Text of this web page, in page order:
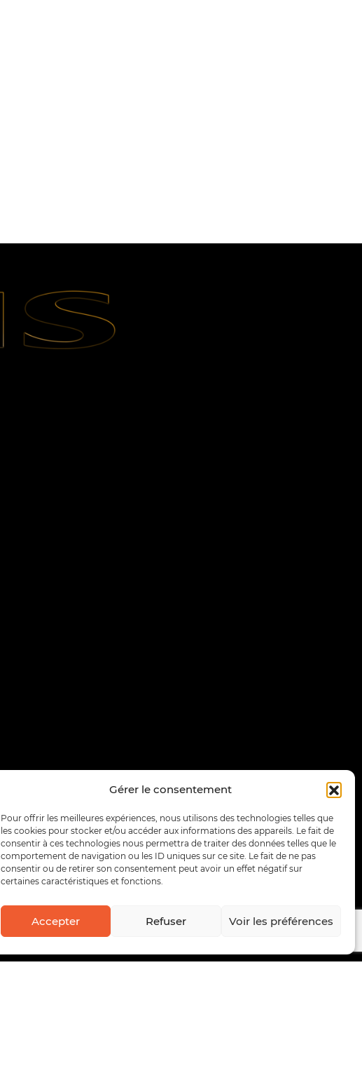
Gérer le consentement
Pour offrir les meilleures expériences, nous utilisons des technologies telles que
les cookies pour stocker et/ou accéder aux informations des appareils. Le fait de
consentir à ces technologies nous permettra de traiter des données telles que le
comportement de navigation ou les ID uniques sur ce site. Le fait de ne pas
consentir ou de retirer son consentement peut avoir un effet négatif sur
certaines caractéristiques et fonctions.
Accepter Refuser Voir les préférences